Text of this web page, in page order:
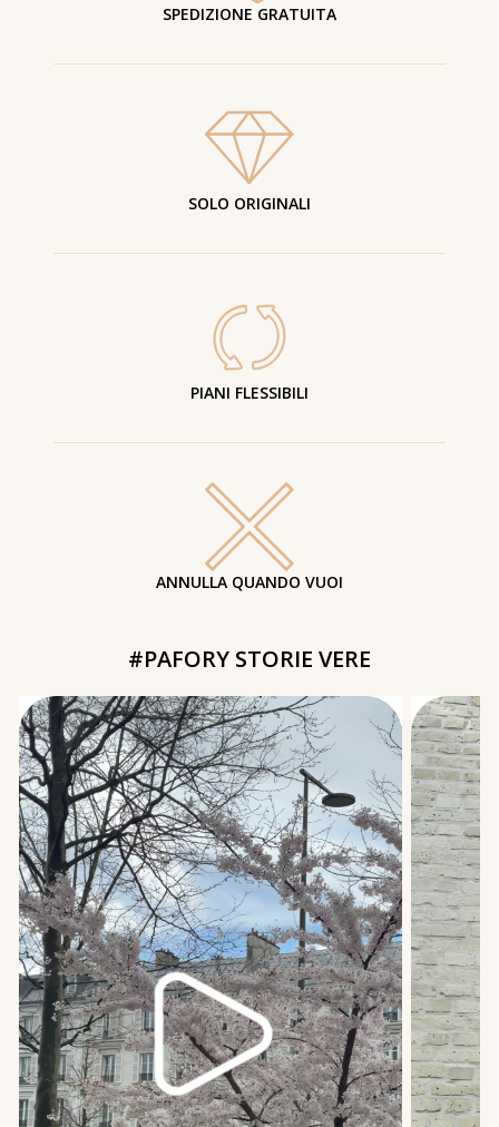
SPEDIZIONE GRATUITA
SOLO ORIGINALI
PIANI FLESSIBILI
ANNULLA QUANDO VUOI
#PAFORY STORIE VERE